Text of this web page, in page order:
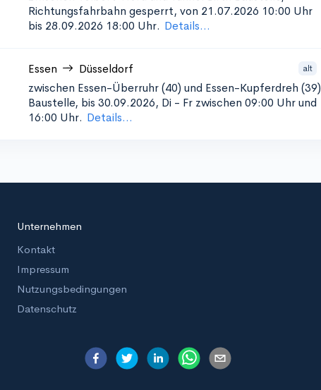
Richtungsfahrbahn gesperrt, von 21.07.2026 10:00 Uhr
bis 28.09.2026 18:00 Uhr. Details...
Essen Düsseldorf alt
zwischen Essen-Überruhr (40) und Essen-Kupferdreh (39)
Baustelle, bis 30.09.2026, Di - Fr zwischen 09:00 Uhr und
16:00 Uhr. Details...
Unternehmen
Kontakt
Impressum
Nutzungsbedingungen
Datenschutz